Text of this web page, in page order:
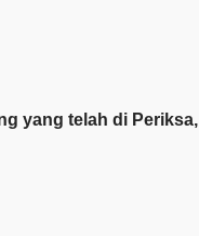
yang telah di Periksa,